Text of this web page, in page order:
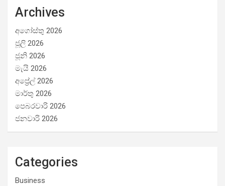
Archives
අගෝස්තු 2026
ජූලි 2026
ජූනි 2026
මැයි 2026
අප්‍රේල් 2026
මාර්තු 2026
පෙබරවාරි 2026
ජනවාරි 2026
Categories
Business